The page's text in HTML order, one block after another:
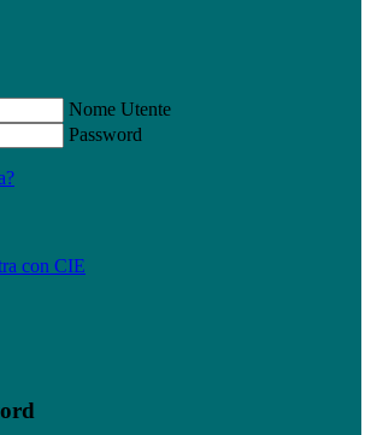
Nome Utente
Password
con CIE